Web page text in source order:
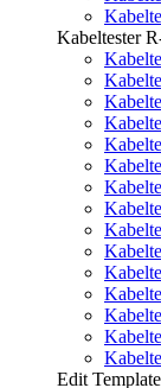
Kabeltester
Edit Template